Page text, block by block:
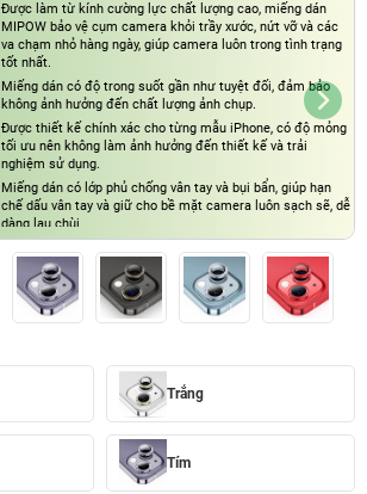
Được làm từ kính cường lực chất lượng cao, miếng dán
MIPOW bảo vệ cụm camera khỏi trầy xước, nứt vỡ và các
va chạm nhỏ hàng ngày, giúp camera luôn trong tình trạng
tốt nhất.
Miếng dán có độ trong suốt gần như tuyệt đối, đảm bảo
không ảnh hưởng đến chất lượng ảnh chụp.
Được thiết kế chính xác cho từng mẫu iPhone, có độ mỏng
tối ưu nên không làm ảnh hưởng đến thiết kế và trải
nghiệm sử dụng.
Miếng dán có lớp phủ chống vân tay và bụi bẩn, giúp hạn
chế dấu vân tay và giữ cho bề mặt camera luôn sạch sẽ, dễ
dàng lau chùi
Trắng
Tím